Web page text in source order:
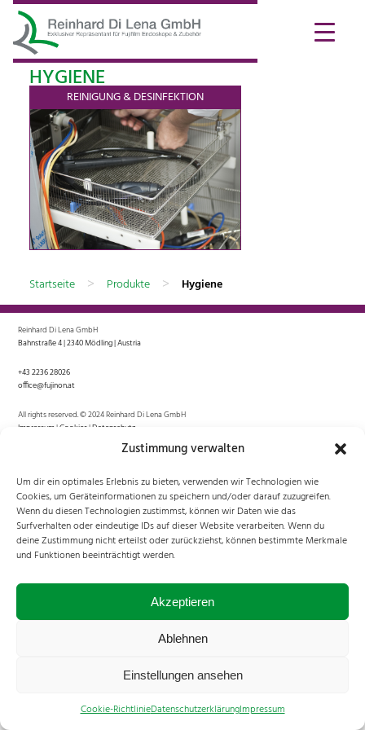
Zustimmung verwalten
Um dir ein optimales Erlebnis zu bieten, verwenden wir Technologien wie
Cookies, um Geräteinformationen zu speichern und/oder darauf zuzugreifen.
Wenn du diesen Technologien zustimmst, können wir Daten wie das
Surfverhalten oder eindeutige IDs auf dieser Website verarbeiten. Wenn du
deine Zustimmung nicht erteilst oder zurückziehst, können bestimmte Merkmale
und Funktionen beeinträchtigt werden.
Akzeptieren
Ablehnen
Einstellungen ansehen
Cookie-RichtlinieDatenschutzerklärungImpressum
HYGIENE
REINIGUNG & DESINFEKTION
Startseite > Produkte > Hygiene
Reinhard Di Lena GmbH
Bahnstraße 4 | 2340 Mödling | Austria
+43 2236 28026
office@fujinon.at
All rights reserved. © 2024 Reinhard Di Lena GmbH
Impressum|Cookies|Datenschutz